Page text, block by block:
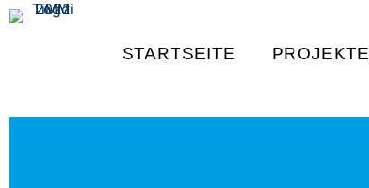
STARTSEITE PROJEKTE